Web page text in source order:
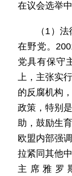
在议会选举
（1）
在野党。
党具有保守
上，主张实
的反腐机构
政策，特别
助，鼓励生
欧盟内部强
拉紧同其他
主席雅罗